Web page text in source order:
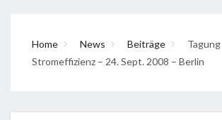
Home News Beiträge
Tagung
Stromeffizienz – 24. Sept. 2008 – Berlin